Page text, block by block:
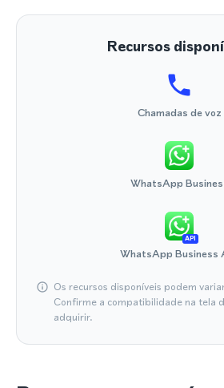
Recursos
Chamadas de voz
WhatsApp
API
WhatsApp Business
Os recursos disponíveis podem
Confirme a compatibilidade na tela
adquirir.